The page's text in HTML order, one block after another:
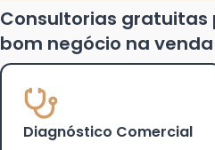
Consultorias gratuitas
bom negócio na
Diagnóstico Comercial